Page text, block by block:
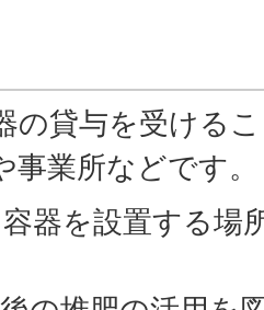
の貸与を受ける
業所などです。
器を設置する場